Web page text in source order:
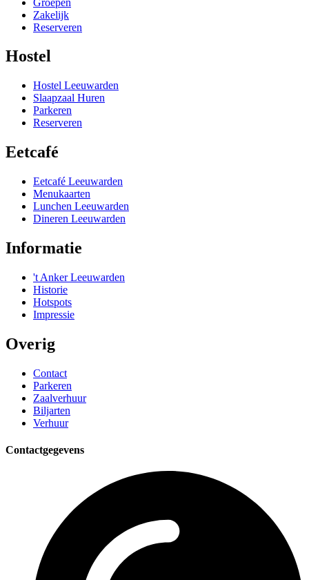
Zakelijk
Reserveren
Hostel
Hostel Leeuwarden
Slaapzaal Huren
Parkeren
Reserveren
Eetcafé
Eetcafé Leeuwarden
Menukaarten
Lunchen Leeuwarden
Dineren Leeuwarden
Informatie
't Anker Leeuwarden
Historie
Hotspots
Impressie
Overig
Contact
Parkeren
Zaalverhuur
Biljarten
Verhuur
Contactgegevens